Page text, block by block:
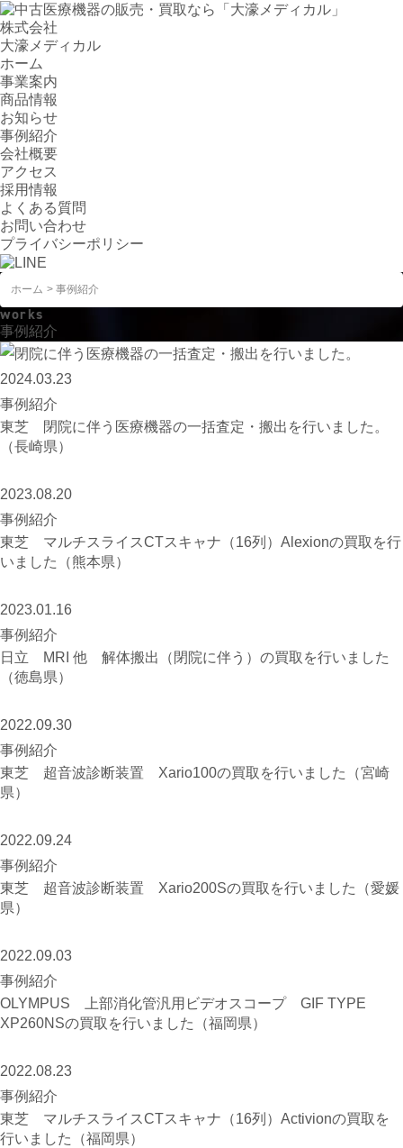
株式会社
大濠メディカル
ホーム
事業案内
商品情報
お知らせ
事例紹介
会社概要
アクセス
採用情報
よくある質問
お問い合わせ
プライバシーポリシー
ホーム 事例紹介
works
事例紹介
2024.03.23
事例紹介
東芝 閉院に伴う医療機器の一括査定・搬出を行いました。
（長崎県）
2023.08.20
事例紹介
東芝 マルチスライスCTスキャナ（16列）Alexionの買取を行
いました（熊本県）
2023.01.16
事例紹介
日立 MRI 他 解体搬出（閉院に伴う）の買取を行いました
（徳島県）
2022.09.30
事例紹介
東芝 超音波診断装置 Xario100の買取を行いました（宮崎
県）
2022.09.24
事例紹介
東芝 超音波診断装置 Xario200Sの買取を行いました（愛媛
県）
2022.09.03
事例紹介
OLYMPUS 上部消化管汎用ビデオスコープ GIF TYPE
XP260NSの買取を行いました（福岡県）
2022.08.23
事例紹介
東芝 マルチスライスCTスキャナ（16列）Activionの買取を
行いました（福岡県）